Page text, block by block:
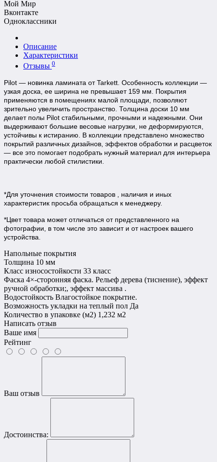
Мой Мир
Вконтакте
Одноклассники
Описание
Характеристики
Отзывы 0
Pilot — новинка ламината от Tarkett. Особенность коллекции —
узкая доска, ее ширина не превышает 159 мм. Покрытия
применяются в помещениях малой площади, позволяют
зрительно увеличить пространство. Толщина доски 10 мм
делает полы Pilot стабильными, прочными и надежными. Они
выдерживают большие весовые нагрузки, не деформируются,
устойчивы к истиранию. В коллекции представлено множество
покрытий различных дизайнов, эффектов обработки и расцветок
— все это помогает подобрать нужный материал для интерьера
практически любой стилистики.
*Для уточнения стоимости товаров , наличия и иных
характеристик просьба обращаться к менеджеру.
*Цвет товара может отличаться от представленного на
фотографии, в том числе это зависит и от настроек вашего
устройства.
Напольные покрытия
Толщина 10 мм
Класс износостойкости 33 класс
Фаска 4×-сторонняя фаска. Рельеф дерева (тиснение), эффект
ручной обработки;, эффект массива .
Водостойкость Влагостойкое покрытие.
Возможность укладки на теплый пол Да
Количество в упаковке (м2) 1,232 м2
Написать отзыв
Ваше имя
Рейтинг
Ваш отзыв
Достоинства: